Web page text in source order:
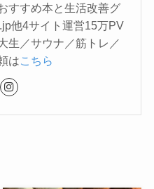
すすめ本と生活改善グ
他4サイト運営15万PV
生／サウナ／筋トレ／
はこちら